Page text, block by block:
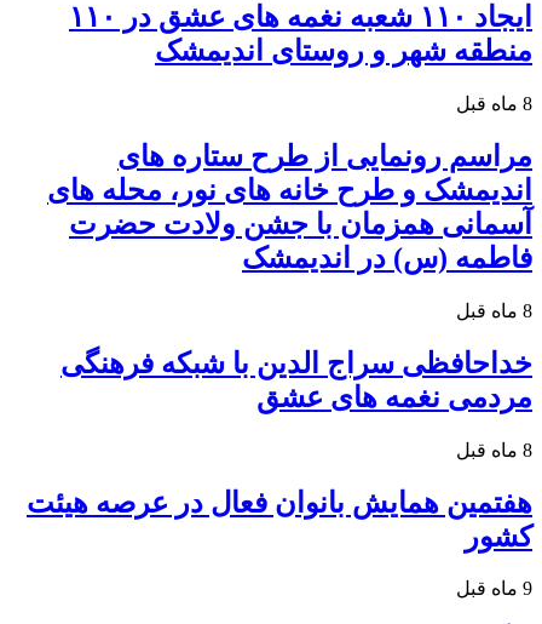
ایجاد ۱۱۰ شعبه نغمه های عشق در ۱۱۰
منطقه شهر و روستای اندیمشک
8 ماه قبل
مراسم رونمایی از طرح ستاره های
اندیمشک و طرح خانه های نور، محله های
آسمانی همزمان با جشن ولادت حضرت
فاطمه (س) در اندیمشک
8 ماه قبل
خداحافظی سراج الدین با شبکه فرهنگی
مردمی نغمه های عشق
8 ماه قبل
هفتمین همایش بانوان فعال در عرصه‌ هیئت
کشور
9 ماه قبل